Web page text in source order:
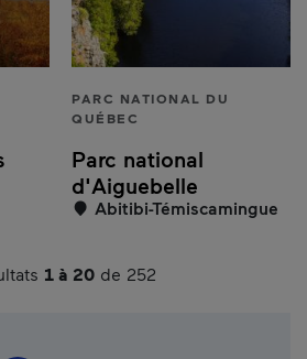
PARC NATIONAL DU
QUÉBEC
Parc national
d'Aiguebelle
Abitibi-Témiscamingue
1 à 20de 252